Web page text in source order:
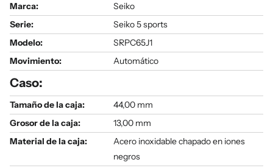
Marca:
Seiko
Serie:
Seiko 5 sports
Modelo:
SRPC65J1
Movimiento:
Automático
Caso:
Tamaño de la caja:
44,00 mm
Grosor de la caja:
13,00 mm
Material de la caja:
Acero inoxidable chapado en iones
negros